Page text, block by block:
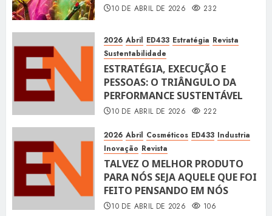
10 DE ABRIL DE 2026 232
2026 Abril ED433 Estratégia Revista
Sustentabilidade
ESTRATÉGIA, EXECUÇÃO E
PESSOAS: O TRIÂNGULO DA
PERFORMANCE SUSTENTÁVEL
10 DE ABRIL DE 2026 222
2026 Abril Cosméticos ED433 Industria
Inovação Revista
TALVEZ O MELHOR PRODUTO
PARA NÓS SEJA AQUELE QUE FOI
FEITO PENSANDO EM NÓS
10 DE ABRIL DE 2026 106